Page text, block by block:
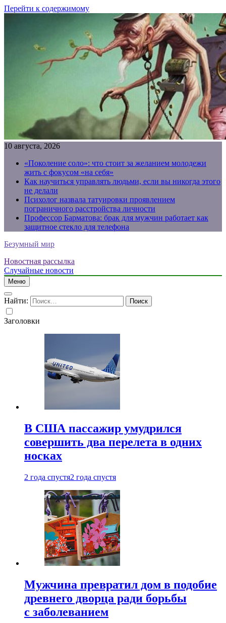
Перейти к содержимому
10 августа, 2026
«Поколение соло»: что стоит за желанием молодежи
жить с фокусом «на себя»
Как научиться управлять людьми, если вы никогда этого
не делали
Психолог назвала татуировки проявлением
пограничного расстройства личности
Профессор Барматова: брак для мужчин работает как
защитное стекло для телефона
Безумный мир
Новостная рассылка
Случайные новости
Меню
Найти:
Заголовки
В США пассажир умудрился
совершить два перелета в одних
носках
2 года спустя2 года спустя
Мужчина превратил дом в подобие
древнего дворца ради борьбы
с заболеванием